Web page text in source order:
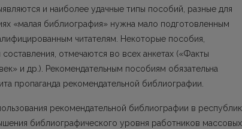
и наиболее удачные типы пособий, разные для
«малая библиография» нужна мало подготовленным
читателям. Некоторые пособия,
отмечаются во всех анкетах («Факты
и др.). Рекомендательным пособиям обязательна
пропаганда рекомендательной библиографии.
рекомендательной библиографии в
библиографического уровня работников массовых